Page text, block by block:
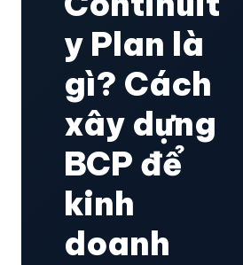
y Plan là
gì? Cách
xây dựng
BCP để
kinh
doanh